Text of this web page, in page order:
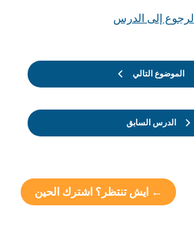
الدرس السابق
الرجوع إلى الدرس
الموضوع التالي
← ايش تنتظر؟ اشترك الحين